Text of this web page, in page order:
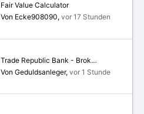
Fair Value Calculator
Von Ecke908090 vor 17 Stunden
Trade Republic Bank - Brok…
Von Geduldsanleger vor 1 Stunde